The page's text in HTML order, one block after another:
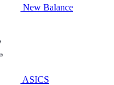
New Balance
ASICS